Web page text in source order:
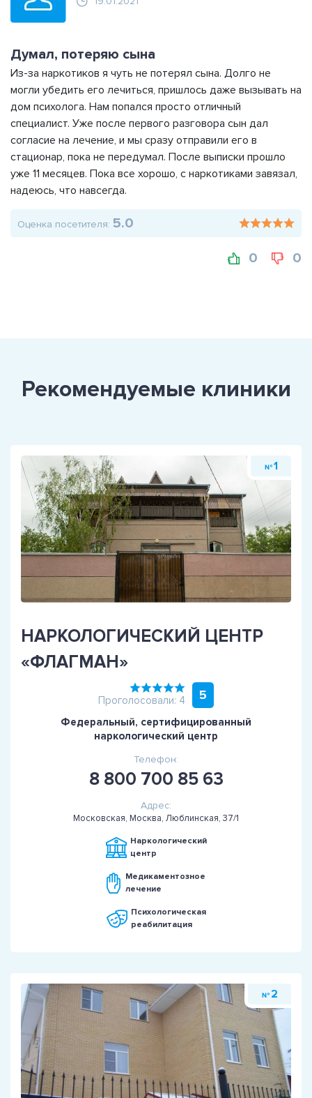
Думал, потеряю сына
Из-за наркотиков я чуть не потерял сына. Долго не
могли убедить его лечиться, пришлось даже вызывать на
дом психолога. Нам попался просто отличный
специалист. Уже после первого разговора сын дал
согласие на лечение, и мы сразу отправили его в
стационар, пока не передумал. После выписки прошло
уже 11 месяцев. Пока все хорошо, с наркотиками завязал,
надеюсь, что навсегда.
Оценка посетителя: 5.0
0 0
Рекомендуемые клиники
№ 1
НАРКОЛОГИЧЕСКИЙ ЦЕНТР
«ФЛАГМАН»
Проголосовали: 4 5
Федеральный, сертифицированный
наркологический центр
Телефон:
8 800 700 85 63
Адрес:
Московская, Москва, Люблинская, 37/1
Наркологический
центр
Медикаментозное
лечение
Психологическая
реабилитация
№ 2